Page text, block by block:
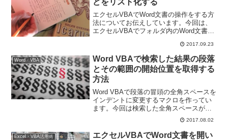
どをリスト化する
エクセルVBAでWord文書の操作をする方
法についてお伝えしています。今回は、
エクセルVBAでフォルダ内のWord文書の
てリスト化するプログラムを作っていき
ます。
2017.09.23
Word・VBA
Word VBAで検索した結果の段落
とその範囲の開始位置を取得する
方法
Word VBAで段落の冒頭の全角スペースを
インデントに変更するマクロを作ってい
ます。今回は検索した全角スペースが含
まれる段落を取得する、またその段落範
囲の開始位置を取得する方法をお伝えし
ます。
2017.08.02
Excel・VBA活用術
エクセルVBAでWord文書を開い